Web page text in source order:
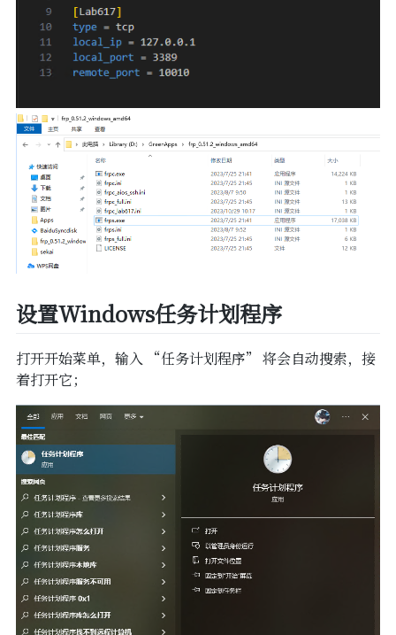
设置Windows任务计划程序
打开开始菜单，输入 “任务计划程序” 将会自动搜索，接
着打开它；